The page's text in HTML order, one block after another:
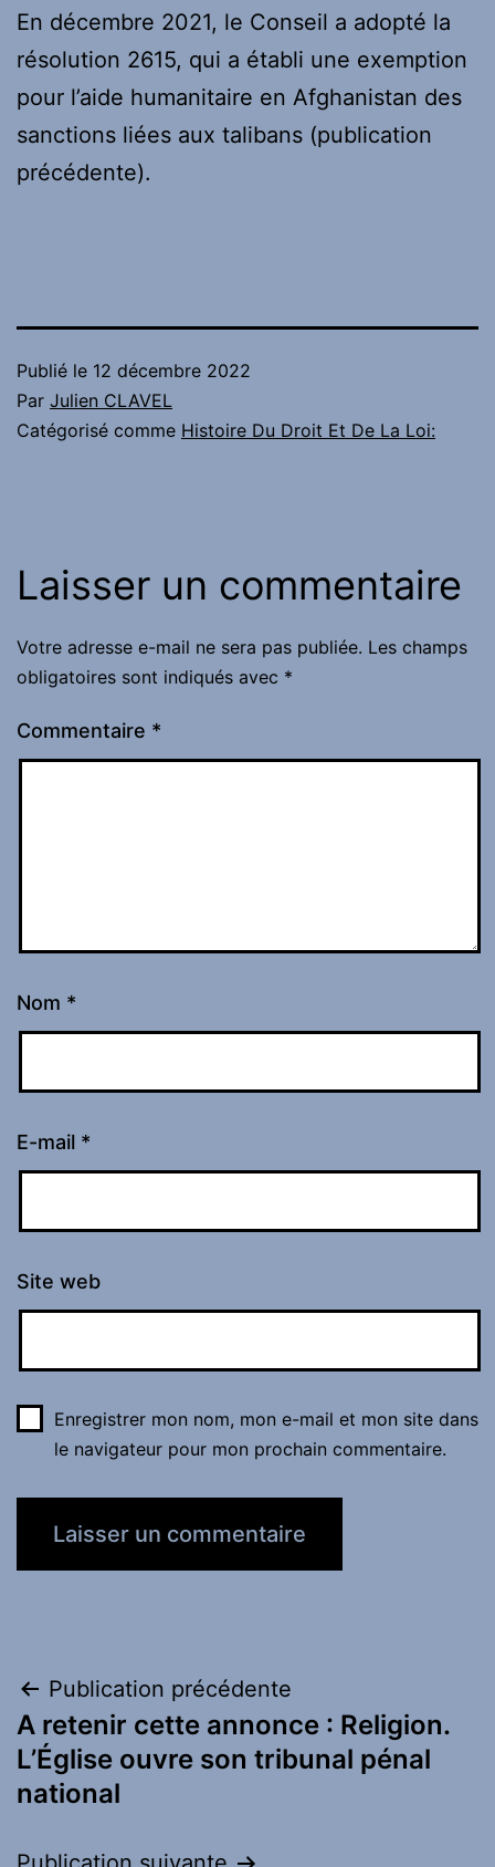
En décembre 2021, le Conseil a adopté la
résolution 2615, qui a établi une exemption
pour l’aide humanitaire en Afghanistan des
sanctions liées aux talibans (publication
précédente).
Publié le 12 décembre 2022
Par Julien CLAVEL
Catégorisé comme Histoire Du Droit Et De La Loi:
Laisser un commentaire
Votre adresse e-mail ne sera pas publiée. Les champs
obligatoires sont indiqués avec *
Commentaire *
Nom *
E-mail *
Site web
Enregistrer mon nom, mon e-mail et mon site dans
le navigateur pour mon prochain commentaire.
Navigation
de
l’article
Publication précédente
A retenir cette annonce : Religion.
L’Église ouvre son tribunal pénal
national